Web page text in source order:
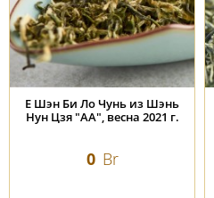
Е Шэн Би Ло Чунь из Шэнь
Нун Цзя "АА", весна 2021 г.
0 Br